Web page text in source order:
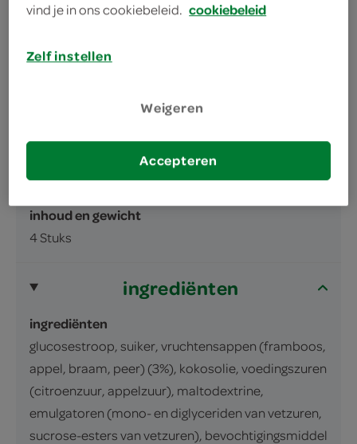
omschrijving
Gesorteerde bonbons in de smaken appel,
peer, framboos en braam.
inhoud en gewicht
4 Stuks
ingrediënten
ingrediënten
glucosestroop, suiker, vruchtensappen (framboos,
appel, braam, peer) (3%), kokosolie, voedingszuren
(citroenzuur, appelzuur), maltodextrine,
emulgatoren (mono- en diglyceriden van vetzuren,
sucrose-esters van vetzuren), bevochtigingsmiddel
vind je in ons cookiebeleid. cookiebeleid
Zelf instellen
Weigeren
Accepteren